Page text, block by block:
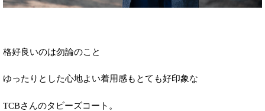
格好良いのは勿論のこと
ゆったりとした心地よい着用感もとても好印象な
TCBさんのタビーズコート。